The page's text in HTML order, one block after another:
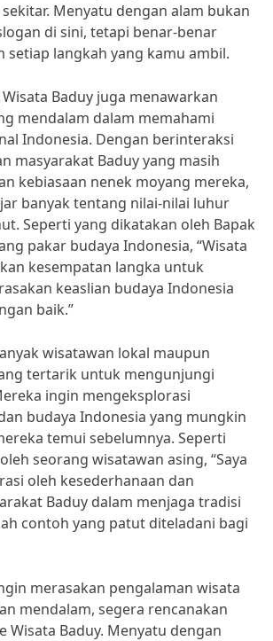
Menyatu dengan alam bukan
di sini, tetapi benar-benar
setiap langkah yang kamu ambil.
Baduy juga menawarkan
mendalam dalam memahami
Indonesia. Dengan berinteraksi
masyarakat Baduy yang masih
kebiasaan nenek moyang mereka,
banyak tentang nilai-nilai luhur
Seperti yang dikatakan oleh Bapak
pakar budaya Indonesia, “Wisata
kesempatan langka untuk
keaslian budaya Indonesia
baik.”
wisatawan lokal maupun
tertarik untuk mengunjungi
ingin mengeksplorasi
budaya Indonesia yang mungkin
temui sebelumnya. Seperti
seorang wisatawan asing, “Saya
oleh kesederhanaan dan
Baduy dalam menjaga tradisi
contoh yang patut diteladani bagi
merasakan pengalaman wisata
mendalam, segera rencanakan
Wisata Baduy. Menyatu dengan